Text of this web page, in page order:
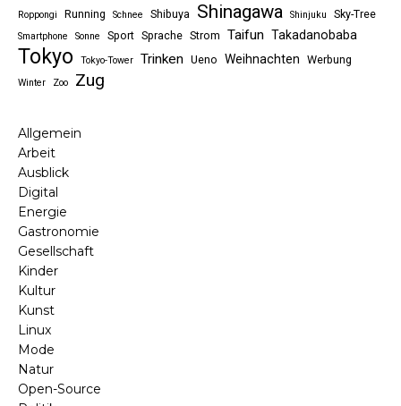
Roppongi
Running Schnee Shibuya Shinagawa Shinjuku Sky-Tree
Smartphone Sonne Sport Sprache Strom Taifun Takadanobaba
Tokyo Tokyo-Tower Trinken Ueno Weihnachten Werbung
Winter Zoo Zug
Allgemein
Arbeit
Ausblick
Digital
Energie
Gastronomie
Gesellschaft
Kinder
Kultur
Kunst
Linux
Mode
Natur
Open-Source